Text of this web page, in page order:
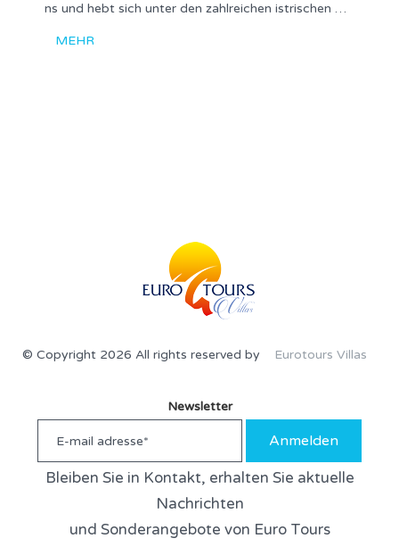
ns und hebt sich unter den zahlreichen istrischen …
MEHR
© Copyright 2026 All rights reserved by Eurotours Villas
Newsletter
Anmelden
Bleiben Sie in Kontakt, erhalten Sie aktuelle
Nachrichten
und Sonderangebote von Euro Tours